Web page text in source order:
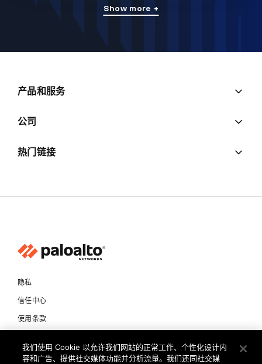
Show more +
产品和服务
公司
热门链接
隐私
信任中心
使用条款
我们使用 Cookie 以允许我们网站的正常工作、个性化设计内
容和广告、提供社交媒体功能并分析流量。我们还同社交媒